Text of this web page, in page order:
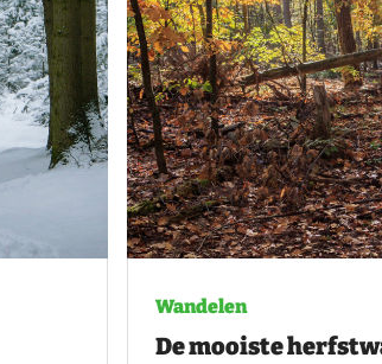
Wandelen
De mooiste